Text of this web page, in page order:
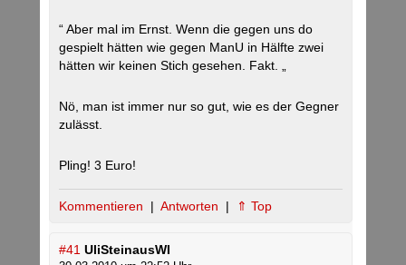
“ Aber mal im Ernst. Wenn die gegen uns do
gespielt hätten wie gegen ManU in Hälfte zwei
hätten wir keinen Stich gesehen. Fakt. „
Nö, man ist immer nur so gut, wie es der Gegner
zulässt.
Pling! 3 Euro!
Kommentieren | Antworten | ⇑ Top
#41 UliSteinausWI